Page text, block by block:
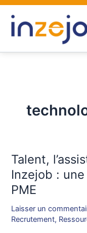
Aller
contenu
Talent,
Inzejob :
PME
Laisser un
Recrutement,
Talent,
l’assistant
RH
digital
par
Inzejob